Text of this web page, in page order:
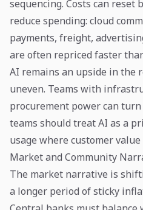
sequencing. Costs can
reduce spending: cloud
payments, freight,
are often repriced faster
AI remains an upside in the
uneven. Teams with
procurement power can
teams should treat AI as a
usage where customer
Market and Community
The market narrative is
a longer period of sticky